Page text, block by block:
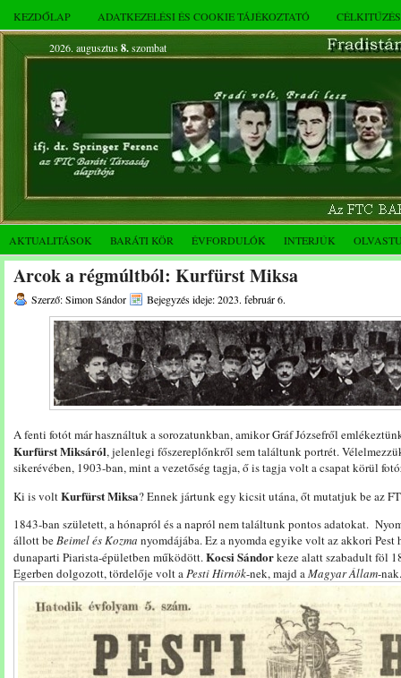
KEZDŐLAP ADATKEZELÉSI ÉS COOKIE TÁJÉKOZTATÓ
2026. augusztus 8.szombat
AKTUALITÁSOK BARÁTI KÖR ÉVFORDULÓK INTERJÚK
Arcok a régmúltból: Kurfürst Miksa
Szerző: Simon Sándor Bejegyzés ideje: 2023. február 6.
A fenti fotót már használtuk a sorozatunkban, amikor Gráf Józsefről
Kurfürst Miksáról, jelenlegi főszereplőnkről sem találtunk portrét.
sikerévében, 1903-ban, mint a vezetőség tagja, ő is tagja volt a csapat körül
Ki is voltKurfürst Miksa? Ennek jártunk egy kicsit utána, őt mutatjuk be az
1843-ban született, a hónapról és a napról nem találtunk pontos adatokat.
állott beBeimel és Kozma nyomdájába. Ez a nyomda egyike volt az akkori
dunaparti Piarista-épületben működött.Kocsi Sándorkeze alatt szabadult föl
Egerben dolgozott, tördelője volt aPesti Hirnök-nek, majd aMagyar Állam-